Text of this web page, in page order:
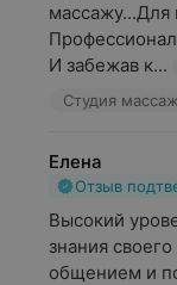
массажу...Для
И забежав к...
Студия
Елена
Отзыв
Высокий
знания
общением и